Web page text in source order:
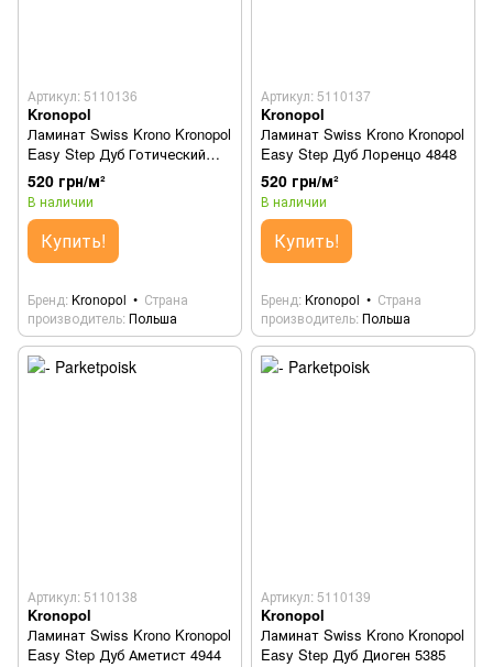
Артикул: 5110136
Kronopol
Ламинат Swiss Krono Kronopol
Easy Step Дуб Готический
3503
520 грн/м²
В наличии
Купить!
Бренд Kronopol
Страна
производитель Польша
Артикул: 5110137
Kronopol
Ламинат Swiss Krono Kronopol
Easy Step Дуб Лоренцо 4848
520 грн/м²
В наличии
Купить!
Бренд Kronopol
Страна
производитель Польша
Артикул: 5110138
Kronopol
Ламинат Swiss Krono Kronopol
Easy Step Дуб Аметист 4944
Артикул: 5110139
Kronopol
Ламинат Swiss Krono Kronopol
Easy Step Дуб Диоген 5385